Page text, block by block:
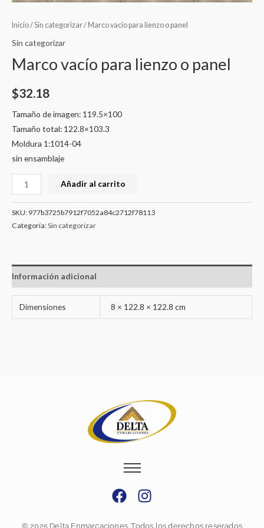
Inicio/Sin categorizar/ Marco vacío para lienzo o panel
Sin categorizar
Marco vacío para lienzo o panel
$32.18
Tamaño de imagen: 119.5×100
Tamaño total: 122.8×103.3
Moldura 1:1014-04
sin ensamblaje
Añadir al carrito
SKU: 977b3725b7912f7052a84c2712f78113
Categoría:Sin categorizar
Información adicional
Dimensiones 8 × 122.8 × 122.8 cm
F
I
© 2025 Delta Enmarcaciones. Todos los derechos reserados